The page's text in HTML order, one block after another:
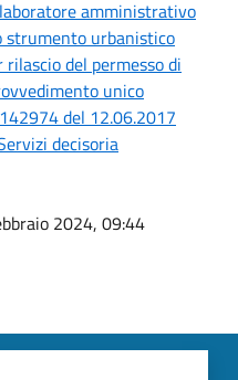
amministrativo
strumento urbanistico
del permesso di
unico
del 12.06.2017
decisoria
2024, 09:44